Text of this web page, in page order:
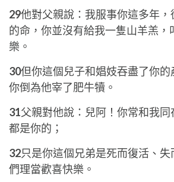
29他對父親說：我服事你這多年
的命，你並沒有給我一隻山羊羔，
樂。
30但你這個兒子和娼妓吞盡了你的
你倒為他宰了肥牛犢。
31父親對他說：兒阿！你常和我
都是你的；
32只是你這個兄弟是死而復活、
們理當歡喜快樂。